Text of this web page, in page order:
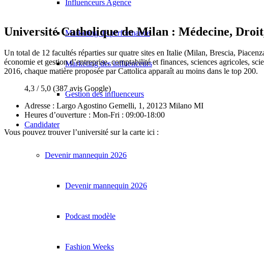
Influenceurs Agence
Marketing de performance
Marketing des influenceurs
Gestion des influenceurs
Candidater
Devenir mannequin 2026
Devenir mannequin 2026
Podcast modèle
Fashion Weeks
Université Catholique de Milan : Médecine,
Un total de 12 facultés réparties sur quatre sites en Italie (Milan, Brescia,
économie et gestion d’entreprise, comptabilité et finances, sciences agricoles,
2016, chaque matière proposée par Cattolica apparaît au moins dans le top 200.
4,3 / 5,0 (387 avis Google)
Adresse : Largo Agostino Gemelli, 1, 20123 Milano MI
Heures d’ouverture : Mon-Fri : 09:00-18:00
Vous pouvez trouver l’université sur la carte ici :